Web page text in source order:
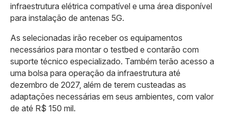
infraestrutura elétrica compatível e uma área disponível
para instalação de antenas 5G.
As selecionadas irão receber os equipamentos
necessários para montar o testbed e contarão com
suporte técnico especializado. Também terão acesso a
uma bolsa para operação da infraestrutura até
dezembro de 2027, além de terem custeadas as
adaptações necessárias em seus ambientes, com valor
de até R$ 150 mil.